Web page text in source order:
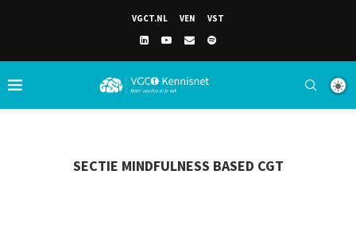
VGCT.NL VEN VST
SECTIE MINDFULNESS BASED CGT